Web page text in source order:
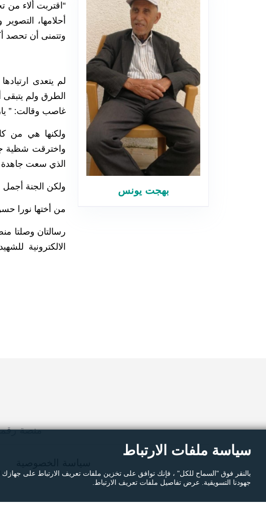
بهجت يونس
“اقتربت ألاء من
أحلامها،
وتتمنى أن تحصد
لم يتعدى
الطرق ولم
غاصب وقالت: ”
واخترقت شظية
الذي سعت
ولكن الجنة
من أختها نورا
رسالتان وصلتا
الالكترونية
منصة
سياسة ملفات الارتباط
بالنقر فوق "السماح للكل" ، فإنك توافق على تخزين ملفات تعريف الارتباط على
جهودنا التسويقية. عرض تفاصيل ملفات تعريف الارتباط.